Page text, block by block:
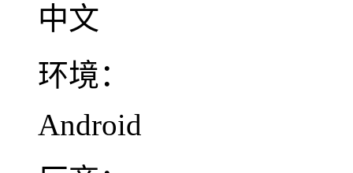
中文
环境：
Android